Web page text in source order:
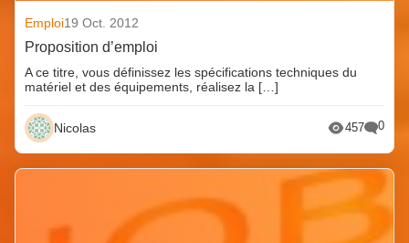
Emploi19 Oct. 2012
Proposition d’emploi
A ce titre, vous définissez les spécifications techniques du
matériel et des équipements, réalisez la […]
Nicolas 457 0